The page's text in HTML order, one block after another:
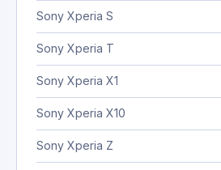
Sony Xperia S
Sony Xperia T
Sony Xperia X1
Sony Xperia X10
Sony Xperia Z